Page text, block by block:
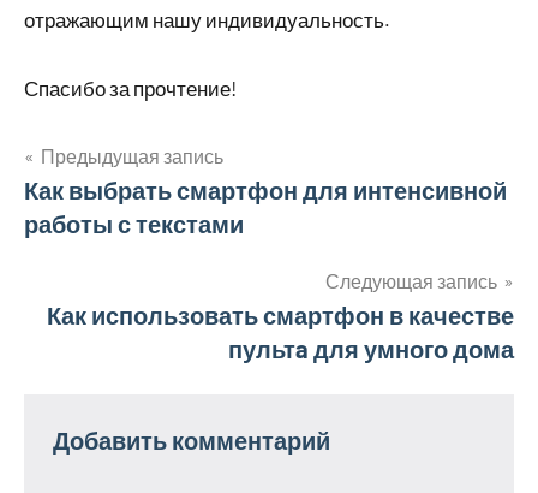
отражающим нашу индивидуальность.
Спасибо за прочтение!
Навигация
по
Предыдущая запись
Как выбрать смартфон для интенсивной
работы с текстами
Следующая запись
Как использовать смартфон в качестве
пультa для умного дома
Добавить комментарий